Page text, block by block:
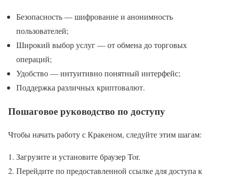
Безопасность — шифрование и анонимность
пользователей;
Широкий выбор услуг — от обмена до торговых
операций;
Удобство — интуитивно понятный интерфейс;
Поддержка различных криптовалют.
Пошаговое руководство по доступу
Чтобы начать работу с Кракеном, следуйте этим шагам:
Загрузите и установите браузер Tor.
Перейдите по предоставленной ссылке для доступа к